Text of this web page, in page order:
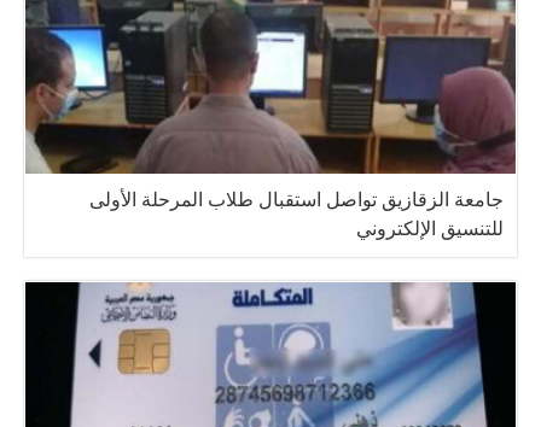
جامعة الزقازيق تواصل استقبال طلاب المرحلة الأولى
للتنسيق الإلكتروني